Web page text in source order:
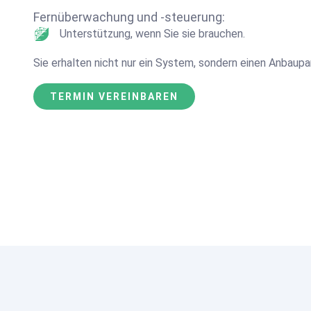
Fernüberwachung und -steuerung:
Unterstützung, wenn Sie sie brauchen.
Sie erhalten nicht nur ein System, sondern einen
TERMIN VEREINBAREN